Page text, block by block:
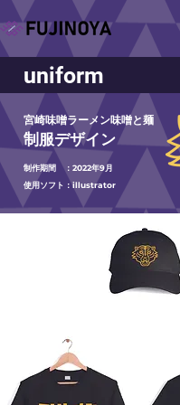
​uniform
宮崎味噌ラーメン味噌と麺
制服デザイン
制作期間 ：2022年9月
使用ソフト：illustrator